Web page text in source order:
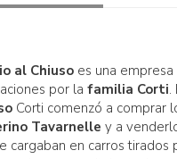
al Chiuso es una
por la familia Corti.
Corti comenzó a comprar
Tavarnelle y a
cargaban en carros